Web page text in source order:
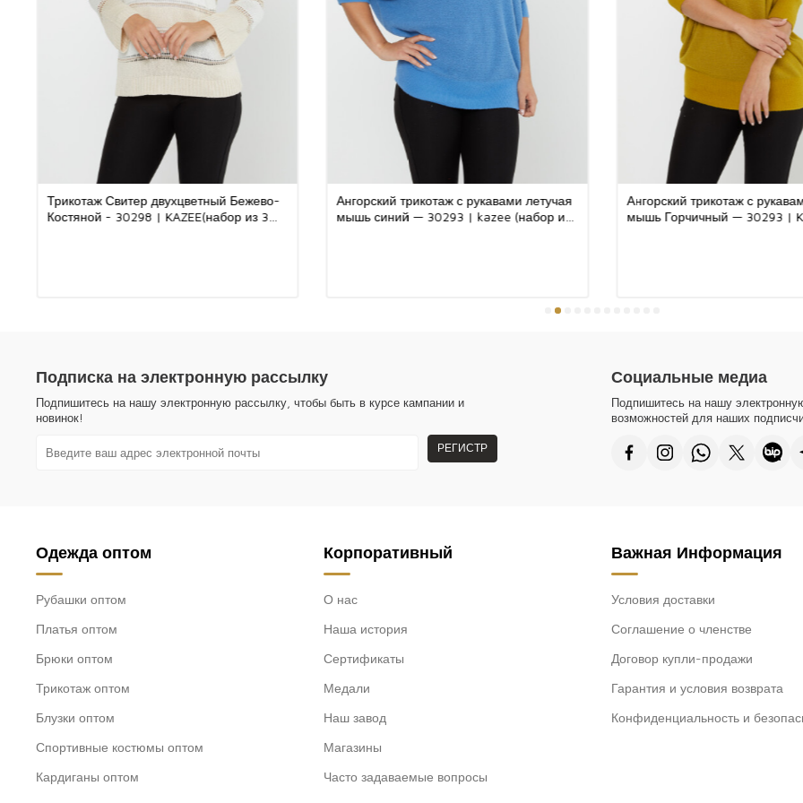
Почему
Трикотаж
своему
комфорт в
для стильных
бутиков
вариантами
покупателям
тот факт, что
одной из
92% вискоза
Наш продукт
изделия
легкие ткани
всегда
Трикотаж Свитер двухцветный Бежево-
Костяной - 30298 | KAZEE(набор из 3
Ангорский трикотаж с рукавами летучая
мышь синий — 30293 | kazee (набор из
Ангорский трикотаж с
мышь Горчичный — 30293 |
Подписка на электронную рассылку
Подпишитесь на нашу электронную рассылку, чтобы быть в курсе кампании и
новинок!
РЕГИСТР
Социальные медиа
Подпишитесь на нашу
возможностей для наших
Одежда оптом
Рубашки оптом
Платья оптом
Брюки оптом
Трикотаж оптом
Блузки оптом
Спортивные костюмы оптом
Кардиганы оптом
Корпоративный
О нас
Наша история
Сертификаты
Медали
Наш завод
Магазины
Часто задаваемые вопросы
Важная Информация
Условия доставки
Соглашение о членстве
Договор купли-продажи
Гарантия и условия возврата
Конфиденциальность и